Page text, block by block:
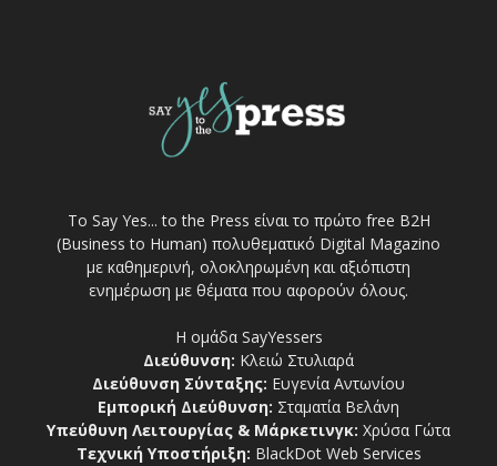
Το Say Yes... to the Press είναι το πρώτο free Β2Η
(Business to Human) πολυθεματικό Digital Magazino
με καθημερινή, ολοκληρωμένη και αξιόπιστη
ενημέρωση με θέματα που αφορούν όλους.
Η ομάδα SayYessers
Διεύθυνση: Κλειώ Στυλιαρά
Διεύθυνση Σύνταξης: Ευγενία Αντωνίου
Εμπορική Διεύθυνση: Σταματία Βελάνη
Υπεύθυνη Λειτουργίας & Μάρκετινγκ: Χρύσα Γώτα
Τεχνική Υποστήριξη: BlackDot Web Services